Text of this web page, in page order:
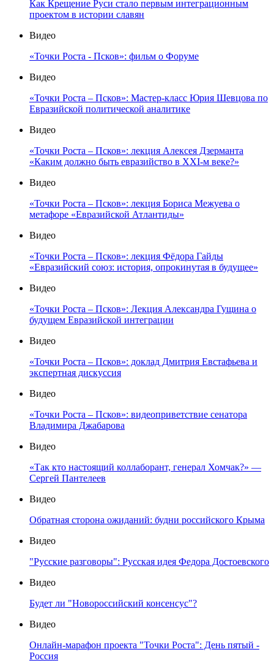
Как Крещение Руси стало первым интеграционным
проектом в истории славян
Видео
«Точки Роста - Псков»: фильм о Форуме
Видео
«Точки Роста – Псков»: Мастер-класс Юрия Шевцова по
Евразийской политической аналитике
Видео
«Точки Роста – Псков»: лекция Алексея Дзерманта
«Каким должно быть евразийство в XXI-м веке?»
Видео
«Точки Роста – Псков»: лекция Бориса Межуева о
метафоре «Евразийской Атлантиды»
Видео
«Точки Роста – Псков»: лекция Фёдора Гайды
«Евразийский союз: история, опрокинутая в будущее»
Видео
«Точки Роста – Псков»: Лекция Александра Гущина о
будущем Евразийской интеграции
Видео
«Точки Роста – Псков»: доклад Дмитрия Евстафьева и
экспертная дискуссия
Видео
«Точки Роста – Псков»: видеоприветствие сенатора
Владимира Джабарова
Видео
«Так кто настоящий коллаборант, генерал Хомчак?» —
Сергей Пантелеев
Видео
Обратная сторона ожиданий: будни российского Крыма
Видео
"Русские разговоры": Русская идея Федора Достоевского
Видео
Будет ли "Новороссийский консенсус"?
Видео
Онлайн-марафон проекта "Точки Роста": День пятый -
Россия